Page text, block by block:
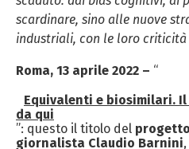
scardinare, sino alle nuove
industriali, con le loro
Roma, 13 aprile 2022 – “
Equivalenti e biosimilari.
da qui
”: questo il titolo del
giornalista Claudio Barnini